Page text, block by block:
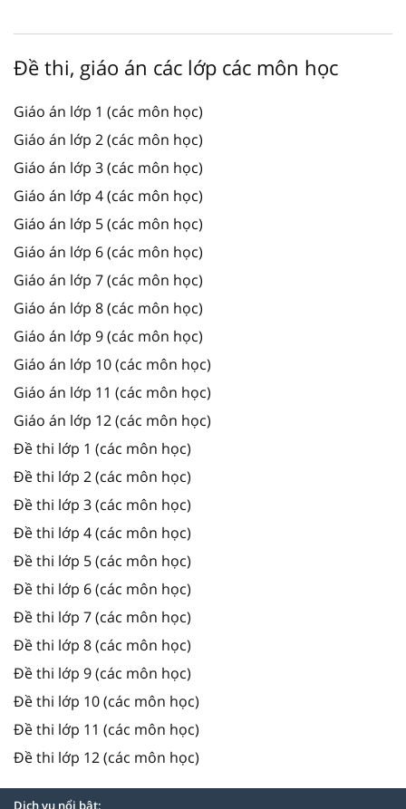
Đề thi, giáo án các lớp các môn học
Giáo án lớp 1 (các môn học)
Giáo án lớp 2 (các môn học)
Giáo án lớp 3 (các môn học)
Giáo án lớp 4 (các môn học)
Giáo án lớp 5 (các môn học)
Giáo án lớp 6 (các môn học)
Giáo án lớp 7 (các môn học)
Giáo án lớp 8 (các môn học)
Giáo án lớp 9 (các môn học)
Giáo án lớp 10 (các môn học)
Giáo án lớp 11 (các môn học)
Giáo án lớp 12 (các môn học)
Đề thi lớp 1 (các môn học)
Đề thi lớp 2 (các môn học)
Đề thi lớp 3 (các môn học)
Đề thi lớp 4 (các môn học)
Đề thi lớp 5 (các môn học)
Đề thi lớp 6 (các môn học)
Đề thi lớp 7 (các môn học)
Đề thi lớp 8 (các môn học)
Đề thi lớp 9 (các môn học)
Đề thi lớp 10 (các môn học)
Đề thi lớp 11 (các môn học)
Đề thi lớp 12 (các môn học)
Dịch vụ nổi bật: